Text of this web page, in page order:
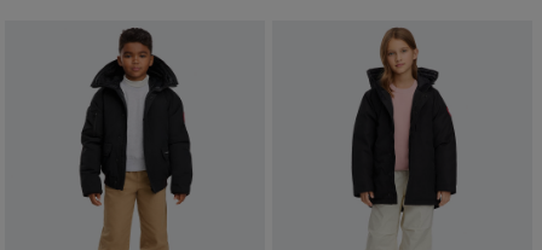
サマー 26 コレクションLOOK
日本限定モデル
スノーグース
メイドインジャパンTシャツ
サマー 26 コレクションLOOK
日本限定モデル
スノーグース
メイドインジャパンTシャツ
アーカイブの希少なピースもご覧いただけます。
詳しく見る
※カテゴリを表示するにはジェンダーにチェックをお入れください
ジェンダー